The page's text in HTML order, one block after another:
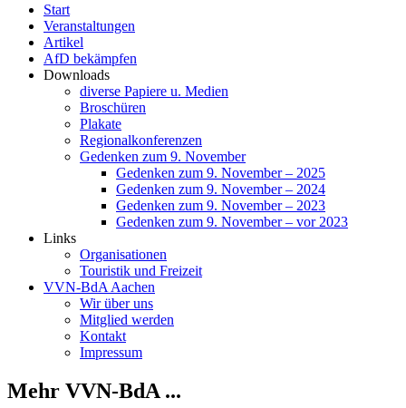
Start
Veranstaltungen
Artikel
AfD bekämpfen
Downloads
diverse Papiere u. Medien
Broschüren
Plakate
Regionalkonferenzen
Gedenken zum 9. November
Gedenken zum 9. November – 2025
Gedenken zum 9. November – 2024
Gedenken zum 9. November – 2023
Gedenken zum 9. November – vor 2023
Links
Organisationen
Touristik und Freizeit
VVN-BdA Aachen
Wir über uns
Mitglied werden
Kontakt
Impressum
Mehr VVN-BdA ...